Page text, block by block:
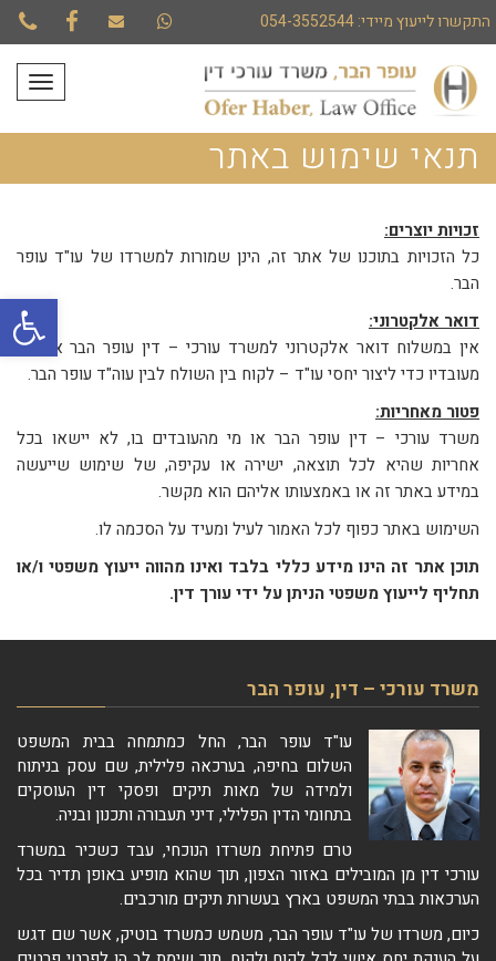
פתח
התקשרו לייעוץ מיידי:054-3552544
תנאי שימוש באתר
זכויות יוצרים:
כל הזכויות בתוכנו של אתר זה, הינן שמורות למשרדו של עו"ד עופר
הבר.
דואר אלקטרוני:
אין במשלוח דואר אלקטרוני למשרד עורכי – דין עופר הבר או למי
מעובדיו כדי ליצור יחסי עו"ד – לקוח בין השולח לבין עוה"ד עופר הבר.
פטור מאחריות:
משרד עורכי – דין עופר הבר או מי מהעובדים בו, לא יישאו בכל
אחריות שהיא לכל תוצאה, ישירה או עקיפה, של שימוש שייעשה
במידע באתר זה או באמצעותו אליהם הוא מקשר.
השימוש באתר כפוף לכל האמור לעיל ומעיד על הסכמה לו.
תוכן אתר זה הינו מידע כללי בלבד ואינו מהווה ייעוץ משפטי ו/או
תחליף לייעוץ משפטי הניתן על ידי עורך דין.
משרד עורכי – דין, עופר הבר
עו"ד עופר הבר, החל כמתמחה בבית המשפט
השלום בחיפה, בערכאה פלילית, שם עסק בניתוח
ולמידה של מאות תיקים ופסקי דין העוסקים
בתחומי הדין הפלילי, דיני תעבורה ותכנון ובניה.
טרם פתיחת משרדו הנוכחי, עבד כשכיר במשרד
עורכי דין מן המובילים באזור הצפון, תוך שהוא מופיע באופן תדיר בכל
הערכאות בבתי המשפט בארץ בעשרות תיקים מורכבים.
כיום, משרדו של עו"ד עופר הבר, משמש כמשרד בוטיק, אשר שם דגש